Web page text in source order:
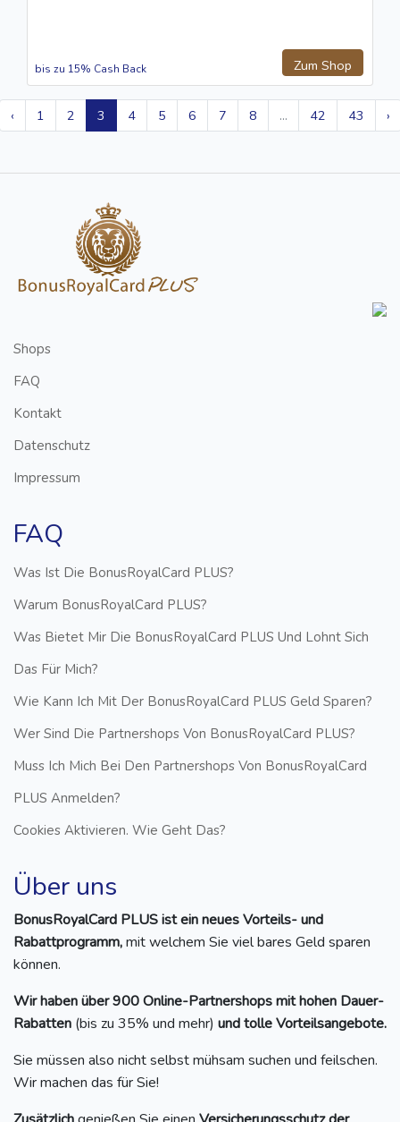
Zum Shop
bis zu 15% Cash Back
‹ 1 2 3 4 5 6 7 8 ... 42 43 ›
Shops
FAQ
Kontakt
Datenschutz
Impressum
FAQ
Was Ist Die BonusRoyalCard PLUS?
Warum BonusRoyalCard PLUS?
Was Bietet Mir Die BonusRoyalCard PLUS Und Lohnt Sich
Das Für Mich?
Wie Kann Ich Mit Der BonusRoyalCard PLUS Geld Sparen?
Wer Sind Die Partnershops Von BonusRoyalCard PLUS?
Muss Ich Mich Bei Den Partnershops Von BonusRoyalCard
PLUS Anmelden?
Cookies Aktivieren. Wie Geht Das?
Über uns
BonusRoyalCard PLUS ist ein neues Vorteils- und
Rabattprogramm,mit welchem Sie viel bares Geld sparen
können.
Wir haben über 900 Online-Partnershops mit hohen Dauer-
Rabatten (bis zu 35% und mehr) und tolle Vorteilsangebote.
Sie müssen also nicht selbst mühsam suchen und feilschen.
Wir machen das für Sie!